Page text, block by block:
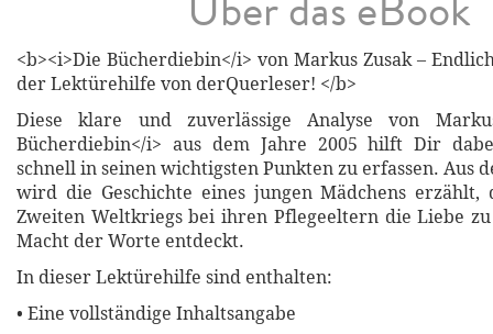
<b><i>Die Bücherdiebin</i> von Markus Zusak –
der Lektürehilfe von derQuerleser! </b>
Diese klare und zuverlässige Analyse von
Bücherdiebin</i> aus dem Jahre 2005 hilft Dir
schnell in seinen wichtigsten Punkten zu erfassen. Aus
wird die Geschichte eines jungen Mädchens erzählt,
Zweiten Weltkriegs bei ihren Pflegeeltern die Liebe
Macht der Worte entdeckt.
In dieser Lektürehilfe sind enthalten:
• Eine vollständige Inhaltsangabe